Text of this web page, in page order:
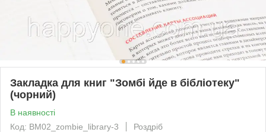
Закладка для книг "Зомбі йде в бібліотеку"
(чорний)
В наявності
Код: BM02_zombie_library-3
Роздріб